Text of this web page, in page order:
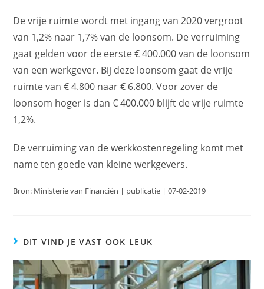
De vrije ruimte wordt met ingang van 2020 vergroot
van 1,2% naar 1,7% van de loonsom. De verruiming
gaat gelden voor de eerste € 400.000 van de loonsom
van een werkgever. Bij deze loonsom gaat de vrije
ruimte van € 4.800 naar € 6.800. Voor zover de
loonsom hoger is dan € 400.000 blijft de vrije ruimte
1,2%.
De verruiming van de werkkostenregeling komt met
name ten goede van kleine werkgevers.
Bron: Ministerie van Financiën | publicatie | 07-02-2019
DIT VIND JE VAST OOK LEUK